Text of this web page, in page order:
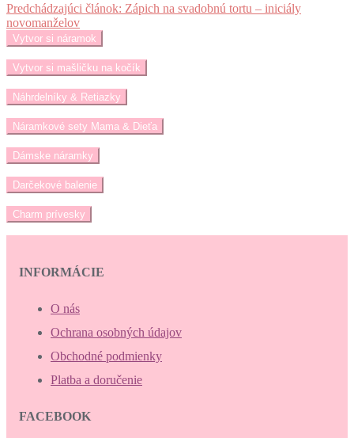
Predchádzajúci článok: Zápich na svadobnú tortu – iniciály
novomanželov
Vytvor si náramok
Vytvor si mašličku na kočík
Náhrdelníky & Retiazky
Náramkové sety Mama & Dieťa
Dámske náramky
Darčekové balenie
Charm prívesky
INFORMÁCIE
O nás
Ochrana osobných údajov
Obchodné podmienky
Platba a doručenie
FACEBOOK